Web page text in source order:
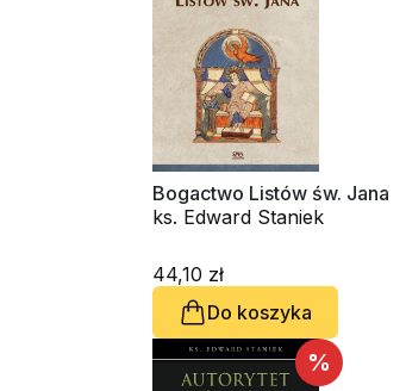
Bogactwo Listów św. Jana
ks. Edward Staniek
44,10 zł
Do koszyka
%